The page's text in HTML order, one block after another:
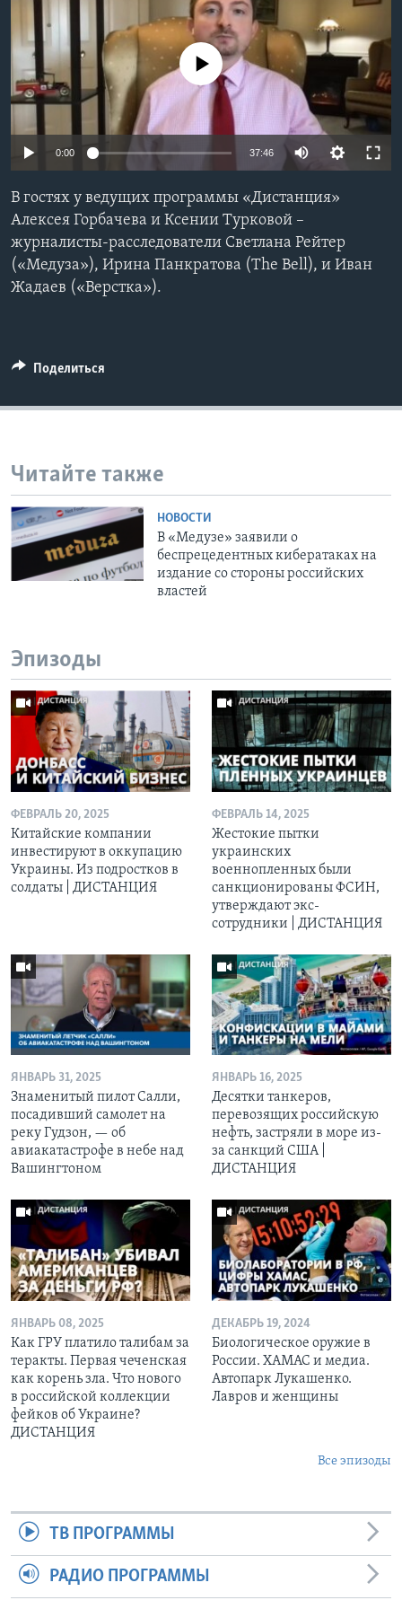
Learning English
СОЦИАЛЬНЫЕ СЕТИ
No media source currently available
0:00 37:46
В гостях у ведущих программы «Дистанция»
Алексея Горбачева и Ксении Турковой –
журналисты-расследователи Светлана Рейтер
(«Медуза»), Ирина Панкратова (The Bell), и Иван
Жадаев («Верстка»).
Поделиться
Читайте также
НОВОСТИ
В «Медузе» заявили о
беспрецедентных кибератаках на
издание со стороны российских
властей
Эпизоды
ФЕВРАЛЬ 20, 2025
Китайские компании
инвестируют в оккупацию
Украины. Из подростков в
солдаты | ДИСТАНЦИЯ
ФЕВРАЛЬ 14, 2025
Жестокие пытки
украинских
военнопленных были
санкционированы ФСИН,
утверждают экс-
сотрудники | ДИСТАНЦИЯ
ЯНВАРЬ 31, 2025
Знаменитый пилот Салли,
посадивший самолет на
реку Гудзон, — об
авиакатастрофе в небе над
Вашингтоном
ЯНВАРЬ 16, 2025
Десятки танкеров,
перевозящих российскую
нефть, застряли в море из-
за санкций США |
ДИСТАНЦИЯ
ЯНВАРЬ 08, 2025
Как ГРУ платило талибам за
теракты. Первая чеченская
как корень зла. Что нового
в российской коллекции
фейков об Украине?
ДИСТАНЦИЯ
ДЕКАБРЬ 19, 2024
Биологическое оружие в
России. ХАМАС и медиа.
Автопарк Лукашенко.
Лавров и женщины
Все эпизоды
ТВ ПРОГРАММЫ
РАДИО ПРОГРАММЫ